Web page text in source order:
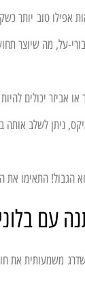
אפילו טוב יותר
על, מה שיוצר
אביזר יכולים
ניתן לשלב
הגבול! התאימו
עם
משמעותית את